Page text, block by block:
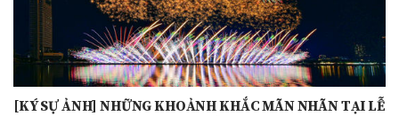
[KÝ SỰ ẢNH] NHỮNG KHOẢNH KHẮC MÃN NHÃN TẠI LỄ